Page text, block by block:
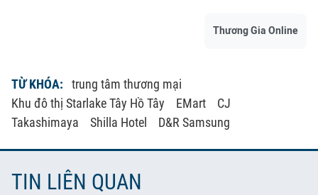
Thương Gia Online
TỪ KHÓA:
trung tâm thương mại
Khu đô thị Starlake Tây Hồ Tây
EMart
CJ
Takashimaya
Shilla Hotel D&R Samsung
TIN LIÊN QUAN